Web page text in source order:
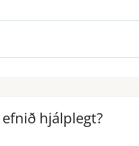
hjálplegt?
hjálplegt?